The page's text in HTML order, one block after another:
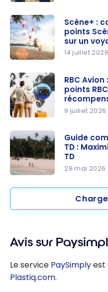
Obtenez
jusqu’à
110 000
points
Marriott
Bonvoy
avec ces
offres
American
Express
comment
utiliser ses
points
Scène+
pour
économise
r sur un
voyage
Scène+ :
points
sur un
14 juillet 2026
Comment
utiliser ses
points RBC
Avion pour
des
ses voyage
RBC
points
9 juillet 2026
complet
Expedia
vos points
Guide
TD :
TD
28 mai 2026
Avis sur
Le service PaySimplyest
Plastiq.com.